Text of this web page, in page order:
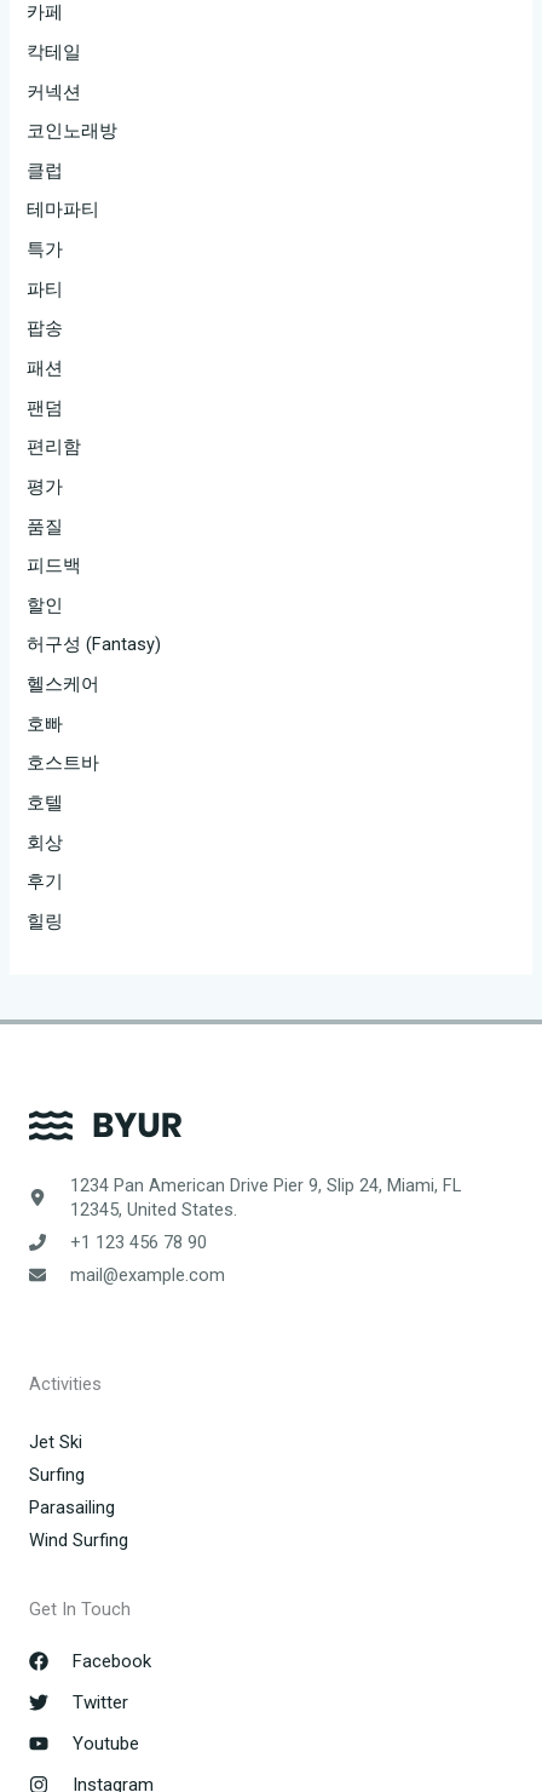
카페
칵테일
커넥션
코인노래방
클럽
테마파티
특가
파티
팝송
패션
팬덤
편리함
평가
품질
피드백
할인
허구성 (Fantasy)
헬스케어
호빠
호스트바
호텔
회상
후기
힐링
1234 Pan American Drive Pier 9, Slip 24, Miami, FL
12345, United States.
+1 123 456 78 90
mail@example.com
Activities
Jet Ski
Surfing
Parasailing
Wind Surfing
Get In Touch
Facebook
Twitter
Youtube
Instagram